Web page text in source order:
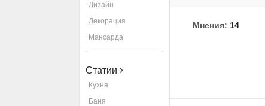
Дизайн
Декорация
Мансарда
Статии
Кухня
Баня
Мнения: 14